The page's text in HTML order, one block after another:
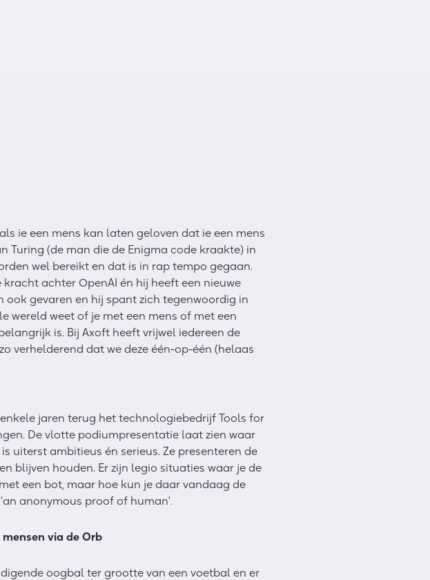
ie een mens kan laten geloven dat ie een mens
Turing (de man die de Enigma code kraakte) in
wel bereikt en dat is in rap tempo gegaan.
achter OpenAI én hij heeft een nieuwe
ook gevaren en hij spant zich tegenwoordig in
wereld weet of je met een mens of met een
is. Bij Axoft heeft vrijwel iedereen de
verhelderend dat we deze één-op-één (helaas
jaren terug het technologiebedrijf Tools for
De vlotte podiumpresentatie laat zien waar
uiterst ambitieus én serieus. Ze presenteren de
blijven houden. Er zijn legio situaties waar je de
een bot, maar hoe kun je daar vandaag de
anonymous proof of human’.
via de Orb
oogbal ter grootte van een voetbal en er